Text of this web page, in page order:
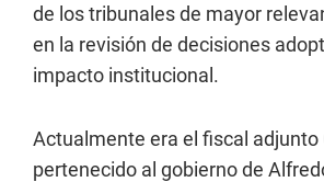
de los tribunales de mayor
en la revisión de decisiones
impacto institucional.
Actualmente era el fiscal adjunto
pertenecido al gobierno de